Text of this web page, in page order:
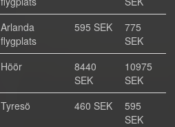
Arlanda
flygplats
595 SEK
775
SEK
Höör
8440
SEK
10975
SEK
Tyresö 460 SEK
595
SEK